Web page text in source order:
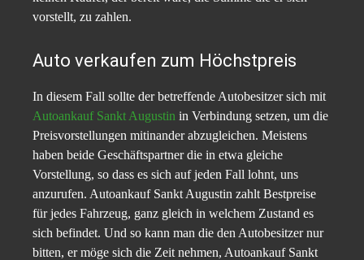
vorstellt, zu zahlen.
Auto verkaufen zum Höchstpreis
In diesem Fall sollte der betreffende Autobesitzer sich mit
Autoankauf Sankt Augustin in Verbindung setzen, um die
Preisvorstellungen mitinander abzugleichen. Meistens
haben beide Geschäftspartner die in etwa gleiche
Vorstellung, so dass es sich auf jeden Fall lohnt, uns
anzurufen. Autoankauf Sankt Augustin zahlt Bestpreise
für jedes Fahrzeug, ganz gleich in welchem Zustand es
sich befindet. Und so kann man die den Autobesitzer nur
bitten, er möge sich die Zeit nehmen, Autoankauf Sankt